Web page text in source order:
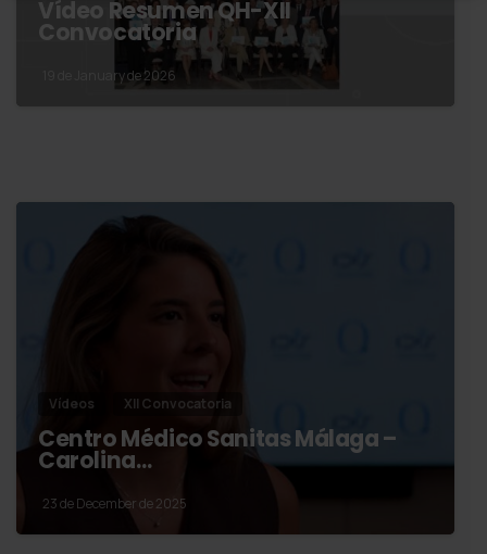
Vídeo Resumen QH-XII
Convocatoria
19 de January de 2026
Vídeos XII Convocatoria
Centro Médico Sanitas Málaga –
Carolina…
23 de December de 2025